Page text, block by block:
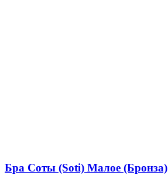
Бра Соты (Soti) Малое (Бронза)